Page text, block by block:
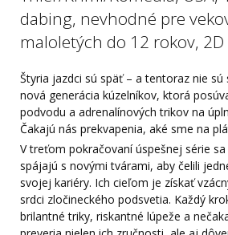
dabing, nevhodné pre
maloletých do 12 rokov, 2D
Štyria jazdci sú späť – a tentoraz nie
nová generácia kúzelníkov, ktorá
podvodu a adrenalínových trikov na
Čakajú nás prekvapenia, aké sme na
V treťom pokračovaní úspešnej série
spájajú s novými tvárami, aby čelili
svojej kariéry. Ich cieľom je získať
srdci zločineckého podsvetia. Každý
brilantné triky, riskantné lúpeže a